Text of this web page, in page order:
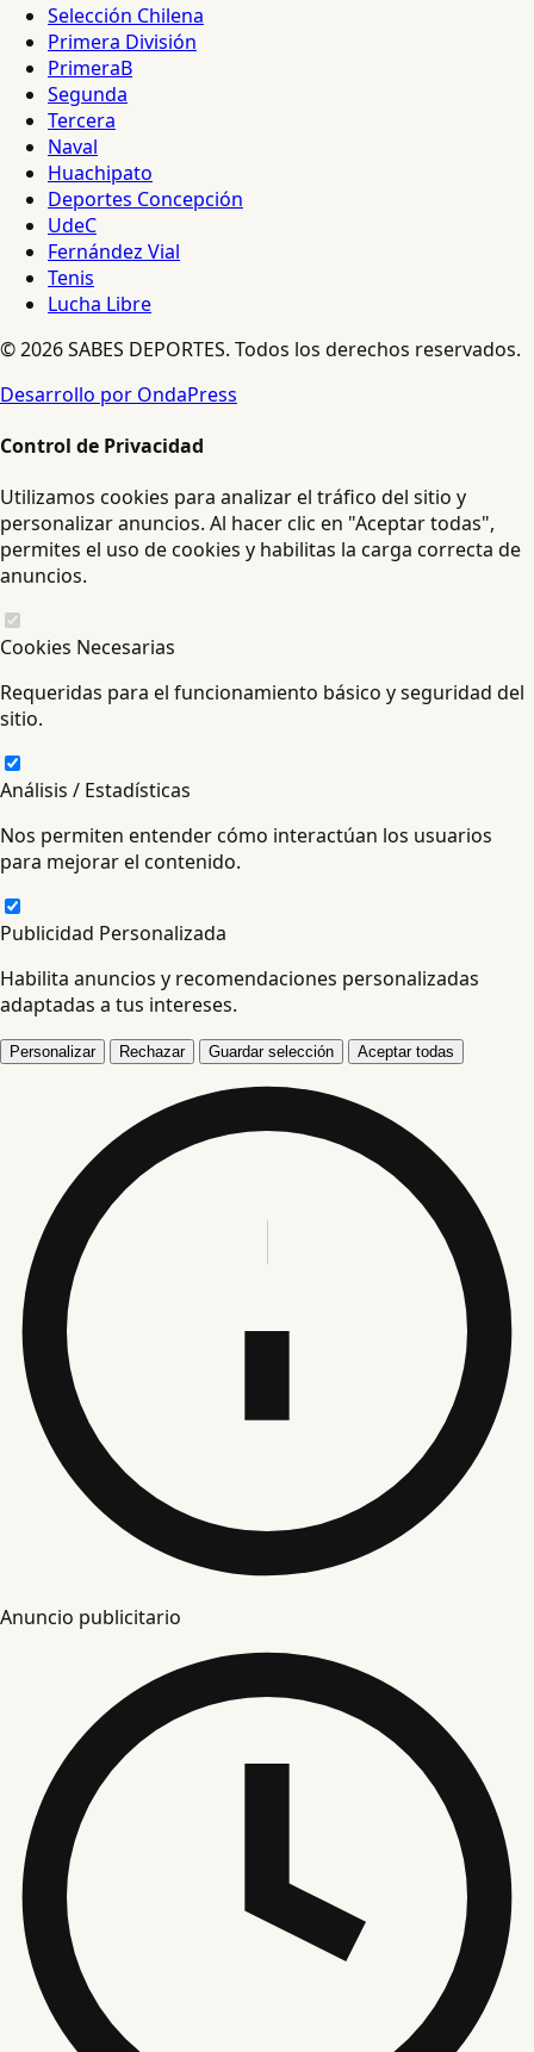
Selección Chilena
Primera División
PrimeraB
Segunda
Tercera
Naval
Huachipato
Deportes Concepción
UdeC
Fernández Vial
Tenis
Lucha Libre
© 2026 SABES DEPORTES. Todos los derechos reservados.
Desarrollo por OndaPress
Control de Privacidad
Utilizamos cookies para analizar el tráfico del sitio y
personalizar anuncios. Al hacer clic en "Aceptar todas",
permites el uso de cookies y habilitas la carga correcta de
anuncios.
Cookies Necesarias
Requeridas para el funcionamiento básico y seguridad del
sitio.
Análisis / Estadísticas
Nos permiten entender cómo interactúan los usuarios
para mejorar el contenido.
Publicidad Personalizada
Habilita anuncios y recomendaciones personalizadas
adaptadas a tus intereses.
Personalizar Rechazar Guardar selección Aceptar todas
Anuncio publicitario